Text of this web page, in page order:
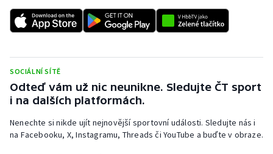
SOCIÁLNÍ SÍTĚ
Odteď vám už nic neunikne. Sledujte ČT sport
i na dalších platformách.
Nenechte si nikde ujít nejnovější sportovní události. Sledujte nás i
na Facebooku, X, Instagramu, Threads či YouTube a buďte v obraze.